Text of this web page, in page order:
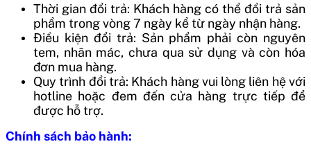
Thời gian đổi trả: Khách hàng có thể đổi trả sản
phẩm trong vòng 7 ngày kể từ ngày nhận hàng.
Điều kiện đổi trả: Sản phẩm phải còn nguyên
tem, nhãn mác, chưa qua sử dụng và còn hóa
đơn mua hàng.
Quy trình đổi trả: Khách hàng vui lòng liên hệ với
hotline hoặc đem đến cửa hàng trực tiếp để
được hỗ trợ.
Chính sách bảo hành: